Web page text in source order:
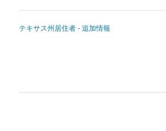
テキサス州居住者 - 追加情報